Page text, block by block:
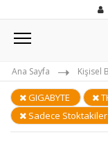
Ana Sayfa Kişisel
GIGABYTE
Sadece Stoktakiler